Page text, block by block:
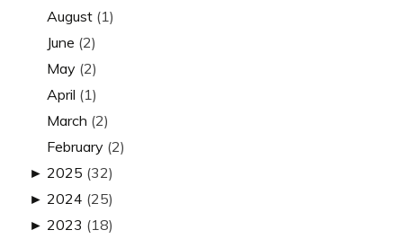
August (1)
June (2)
May (2)
April (1)
March (2)
February (2)
► 2025 (32)
► 2024 (25)
► 2023 (18)